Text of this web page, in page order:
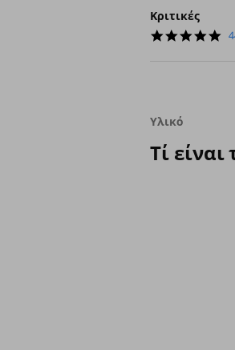
Κριτικές
Υλικό
Τί